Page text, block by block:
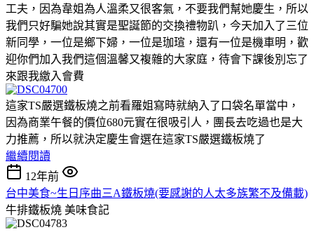
工夫，因為韋姐為人溫柔又很客氣，不要我們幫她慶生，所以
我們只好騙她說其實是聖誕節的交換禮物趴，今天加入了三位
新同學，一位是鄉下婦，一位是珈瑄，還有一位是機車明，歡
迎你們加入我們這個溫馨又複雜的大家庭，待會下課後別忘了
來跟我繳入會費
這家TS嚴選鐵板燒之前看羅姐寫時就納入了口袋名單當中，
因為商業午餐的價位680元實在很吸引人，團長去吃過也是大
力推薦，所以就決定慶生會選在這家TS嚴選鐵板燒了
繼續閱讀
12年前
台中美食~生日序曲三A鐵板燒(要感謝的人太多族繁不及備載)
牛排鐵板燒 美味食記